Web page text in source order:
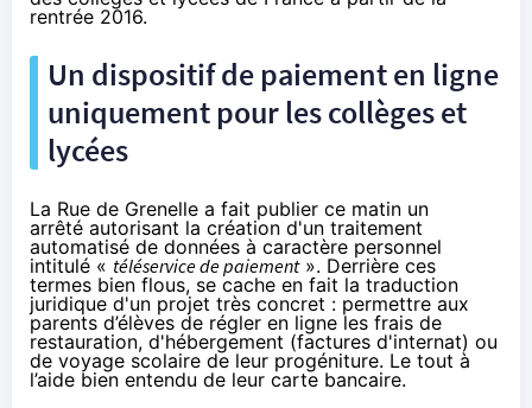
rentrée 2016.
Un dispositif de paiement en ligne
uniquement pour les collèges et
lycées
La Rue de Grenelle a fait publier ce matin un
arrêté autorisant la création d'un traitement
automatisé de données à caractère personnel
intitulé « téléservice de paiement». Derrière ces
termes bien flous, se cache en fait la traduction
juridique d'un projet très concret : permettre aux
parents d’élèves de régler en ligne les frais de
restauration, d'hébergement (factures d'internat) ou
de voyage scolaire de leur progéniture. Le tout à
l’aide bien entendu de leur carte bancaire.